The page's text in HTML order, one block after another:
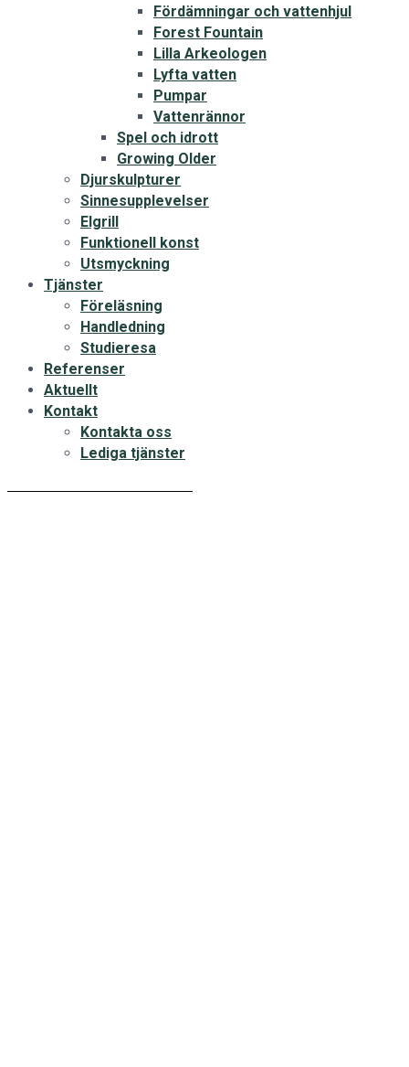
Fördämningar och vattenhjul
Forest Fountain
Lilla Arkeologen
Lyfta vatten
Pumpar
Vattenrännor
Spel och idrott
Growing Older
Djurskulpturer
Sinnesupplevelser
Elgrill
Funktionell konst
Utsmyckning
Tjänster
Föreläsning
Handledning
Studieresa
Referenser
Aktuellt
Kontakt
Kontakta oss
Lediga tjänster